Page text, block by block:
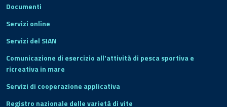
Documenti
Servizi online
Servizi del SIAN
Comunicazione di esercizio all'attività di pesca sportiva e
ricreativa in mare
Servizi di cooperazione applicativa
Registro nazionale delle varietà di vite